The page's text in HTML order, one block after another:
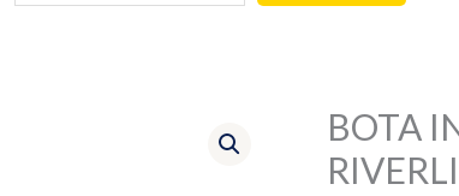
BOTA